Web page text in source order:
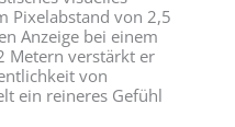
Pixelabstand von 2,5
Anzeige bei einem
Metern verstärkt er
von
ein reineres Gefühl